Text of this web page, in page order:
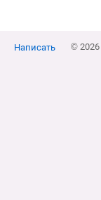
Написать © 2026